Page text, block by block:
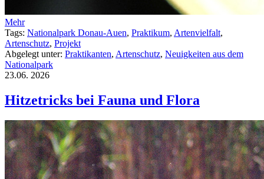
Mehr
Tags: Nationalpark Donau-Auen, Praktikum, Artenvielfalt,
Artenschutz, Projekt
Abgelegt unter: Praktikanten, Artenschutz, Neuigkeiten aus dem
Nationalpark
23.06. 2026
Hitzetricks bei Fauna und Flora